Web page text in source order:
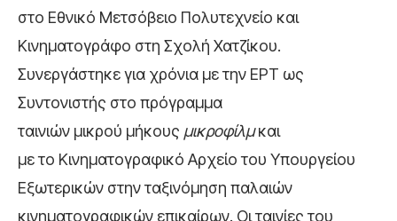
στο Εθνικό Μετσόβειο Πολυτεχνείο και
Κινηματογράφο στη Σχολή Χατζίκου.
Συνεργάστηκε για χρόνια με την ΕΡΤ ως
Συντονιστής στο πρόγραμμα
ταινιών μικρού μήκους μικροφίλμκαι
με το Κινηματογραφικό Αρχείο του Υπουργείου
Εξωτερικών στην ταξινόμηση παλαιών
κινηματογραφικών επικαίρων. Οι ταινίες του